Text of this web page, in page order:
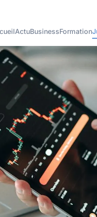
ActuBusinessFormation